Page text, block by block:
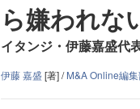
ら嫌われな
イタンジ・伊藤嘉盛代
伊藤 嘉盛 [著] /M&A Online編